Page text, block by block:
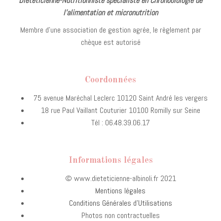
l’alimentation et micronutrition
Membre d’une association de gestion agrée, le règlement par
chèque est autorisé
Coordonnées
75 avenue Maréchal Leclerc 10120 Saint André les vergers
18 rue Paul Vaillant Couturier 10100 Romilly sur Seine
Tél : 06.48.39.06.17
Informations légales
© www.dieteticienne-albinoli.fr 2021
Mentions légales
Conditions Générales d’Utilisations
Photos non contractuelles